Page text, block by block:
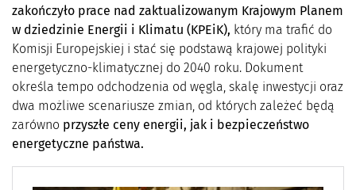
zakończyło prace nad zaktualizowanym Krajowym Planem
w dziedzinie Energii i Klimatu (KPEiK), który ma trafić do
Komisji Europejskiej i stać się podstawą krajowej polityki
energetyczno-klimatycznej do 2040 roku. Dokument
określa tempo odchodzenia od węgla, skalę inwestycji oraz
dwa możliwe scenariusze zmian, od których zależeć będą
zarówno przyszłe ceny energii, jak i bezpieczeństwo
energetyczne państwa.